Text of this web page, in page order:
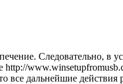
Следовательно, в
дальнейшие